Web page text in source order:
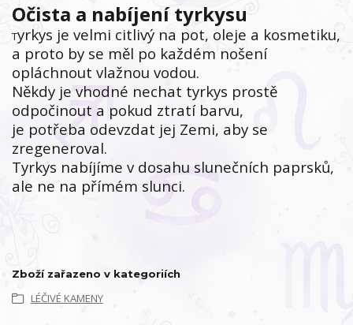
Očista a nabíjení tyrkysu
Tyrkys je velmi citlivý na pot, oleje a kosmetiku,
a proto by se měl po každém nošení
opláchnout vlažnou vodou.
Někdy je vhodné nechat tyrkys prostě
odpočinout a pokud ztratí barvu,
je potřeba odevzdat jej Zemi, aby se
zregeneroval.
Tyrkys nabíjíme v dosahu slunečních paprsků,
ale ne na přímém slunci.
Zboží zařazeno v kategoriích
LÉČIVÉ KAMENY